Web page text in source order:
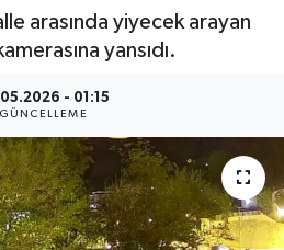
arasında yiyecek arayan
yansıdı.
- 01:15
GÜNCELLEME